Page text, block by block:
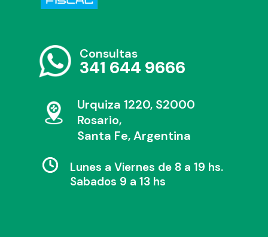
Consultas
341 644 9666
Urquiza 1220, S2000
Rosario,
Santa Fe, Argentina
Lunes a Viernes de 8 a 19 hs.
Sabados 9 a 13 hs